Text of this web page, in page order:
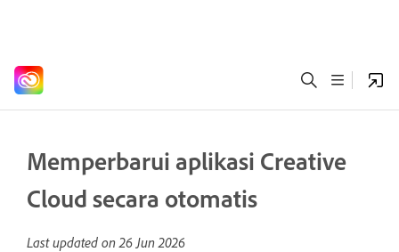
Memperbarui aplikasi Creative
Cloud secara otomatis
Last updated on26 Jun 2026